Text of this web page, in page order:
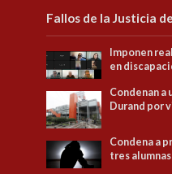
Fallos de la Justicia
Imponen
en
Condenan a
Durand por
Condena a
tres